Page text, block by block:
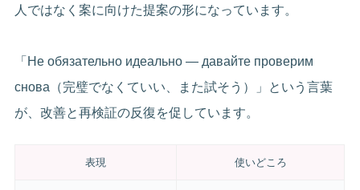
人ではなく案に向けた提案の形になっています。
「Не обязательно идеально — давайте проверим
снова（完璧でなくていい、また試そう）」という言葉
が、改善と再検証の反復を促しています。
表現 使いどころ